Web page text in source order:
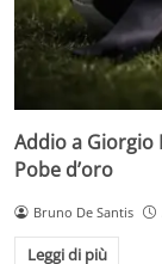
Addio a Giorgio
Pobe d’oro
Bruno De Santis
Leggi di più